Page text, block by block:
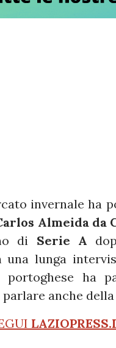
invernale ha
Almeida da
di Serie A
una lunga
ha
anche